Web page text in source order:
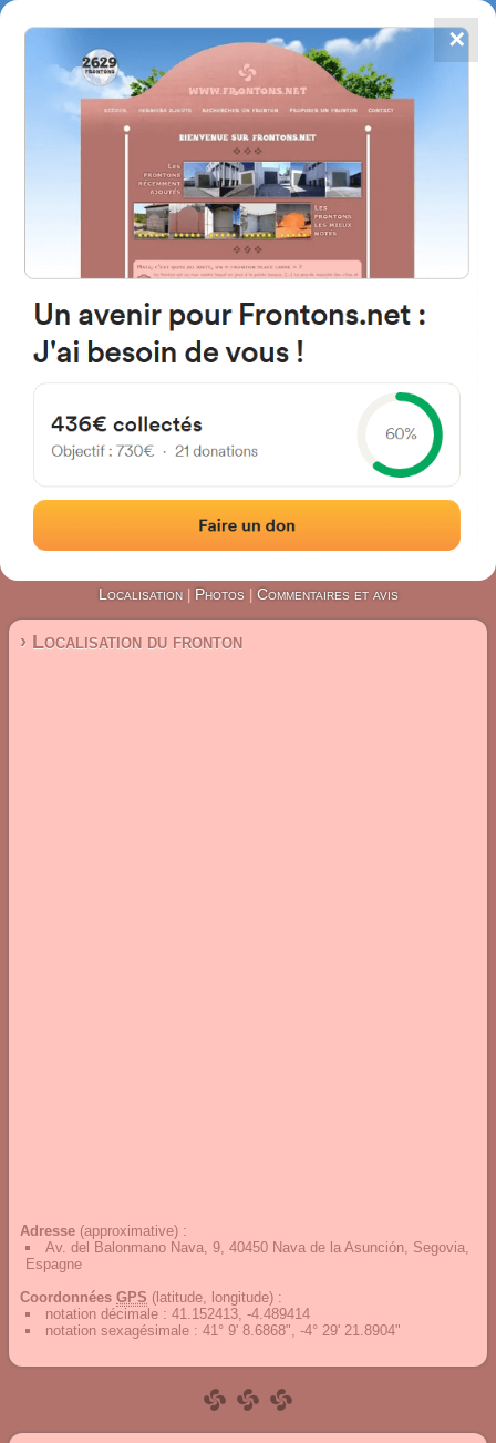
FRONTONS.NET
RECHERCHER UN FRONTON
PROPOSER UN FRONTON
4867
frontons
Av. del Balonmano Nava 40450
Nava de la Asunción, Segovia
Espagne
Fronton mur à gauche
Localisation| Photos Commentaires et avis
› Localisation du fronton
Adresse (approximative) :
Av. del Balonmano Nava, 9, 40450 Nava de la Asunción, Segovia,
Espagne
Coordonnées GPS (latitude, longitude) :
notation décimale : 41.152413, -4.489414
notation sexagésimale : 41° 9' 8.6868", -4° 29' 21.8904"
✕